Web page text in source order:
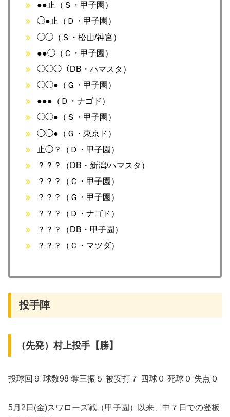
●●止（Ｓ・甲子園）
◯●止（Ｄ・甲子園）
◯◯（Ｓ・松山/神宮）
●●◯（Ｃ・甲子園）
◯◯◯（DB・ハマスタ）
◯◯●（Ｇ・甲子園）
●●●（Ｄ・ナゴド）
◯◯●（Ｓ・甲子園）
◯◯●（Ｇ・東京ド）
止◯？（Ｄ・甲子園）
？？？（DB・新潟/ハマスタ）
？？？（Ｃ・甲子園）
？？？（Ｇ・甲子園）
？？？（Ｄ・ナゴド）
？？？（DB・甲子園）
？？？（Ｃ・マツダ）
投手陣
（先発）村上投手【勝】
投球回９ 球数98 奪三振５ 被安打７ 四球０ 死球０ 失点０
5月2日(金)スワローズ戦（甲子園）以来、中７日での登板